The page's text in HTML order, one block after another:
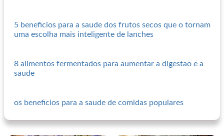
5 beneficios para a saude dos frutos secos que o tornam
uma escolha mais inteligente de lanches
8 alimentos fermentados para aumentar a digestao e a
saude
os beneficios para a saude de comidas populares